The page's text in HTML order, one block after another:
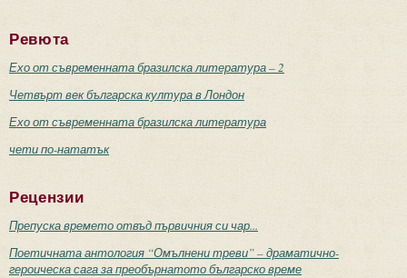
Ревюта
Ехо от съвременната бразилска литература – 2
Четвърт век българска култура в Лондон
Ехо от съвременната бразилска литература
чети по-нататък
Рецензии
Препуска времето отвъд първичния си чар...
Поетичната антология “Омълнени треви” – драматично-
героическа сага за преобърнатото българско време